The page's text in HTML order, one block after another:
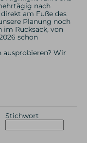
nach
am Fuße des
Planung noch
im Rucksack, von
schon
ausprobieren? Wir
Stichwort